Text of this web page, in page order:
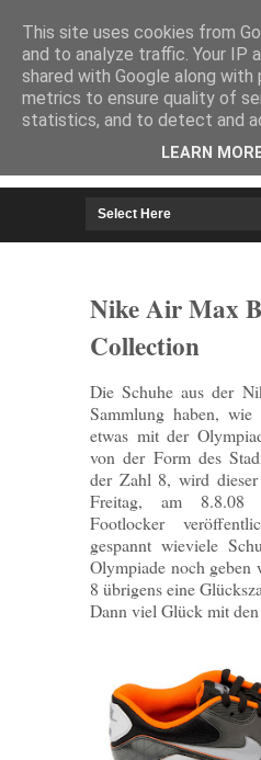
HOME
Nike Air Max
Collection
Die Schuhe aus der
Sammlung haben,
etwas mit der
von der Form des
der Zahl 8, wird dieser
Freitag, am
Footlocker
gespannt wieviele
Olympiade noch
8 übrigens eine
Dann viel Glück mit
This site uses cookies from
and to analyze traffic. Your IP
shared with Google along
metrics to ensure quality of
statistics, and to detect and
LEARN